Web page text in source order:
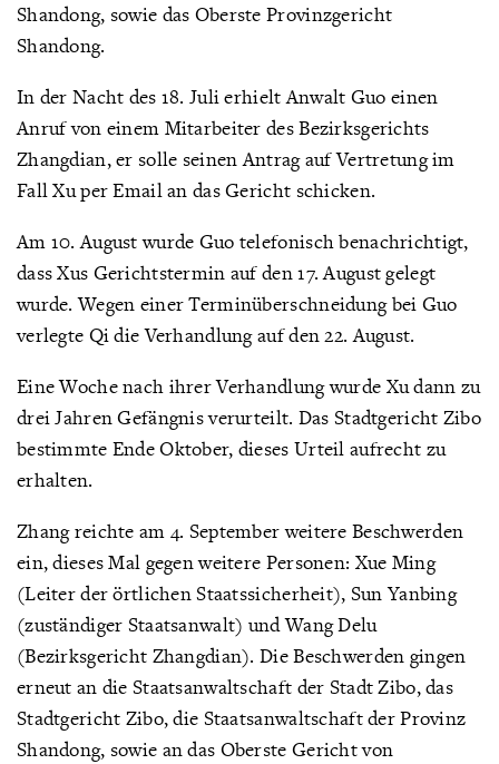
Shandong, sowie das Oberste Provinzgericht
Shandong.
In der Nacht des 18. Juli erhielt Anwalt Guo einen
Anruf von einem Mitarbeiter des Bezirksgerichts
Zhangdian, er solle seinen Antrag auf Vertretung im
Fall Xu per Email an das Gericht schicken.
Am 10. August wurde Guo telefonisch benachrichtigt,
dass Xus Gerichtstermin auf den 17. August gelegt
wurde. Wegen einer Terminüberschneidung bei Guo
verlegte Qi die Verhandlung auf den 22. August.
Eine Woche nach ihrer Verhandlung wurde Xu dann zu
drei Jahren Gefängnis verurteilt. Das Stadtgericht Zibo
bestimmte Ende Oktober, dieses Urteil aufrecht zu
erhalten.
Zhang reichte am 4. September weitere Beschwerden
ein, dieses Mal gegen weitere Personen: Xue Ming
(Leiter der örtlichen Staatssicherheit), Sun Yanbing
(zuständiger Staatsanwalt) und Wang Delu
(Bezirksgericht Zhangdian). Die Beschwerden gingen
erneut an die Staatsanwaltschaft der Stadt Zibo, das
Stadtgericht Zibo, die Staatsanwaltschaft der Provinz
Shandong, sowie an das Oberste Gericht von